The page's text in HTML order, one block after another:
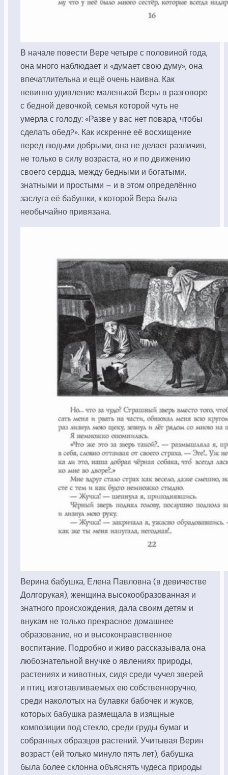
В начале повести Вере четыре с половиной года,
она много наблюдает и «думает свою думу», она
впечатлительна и ещё очень наивна. Как
невинно удивление маленькой Веры в разговоре
с бедной девочкой, семья которой чуть не
умерла с голоду: «Разве у вас нет повара, чтобы
сделать обед?». Как искренне её восхищение
перед людьми добрыми, она не делает различия,
не только в силу возраста, но и по движению
своего сердца, между бедными и богатыми,
знатными и простыми – и в этом определённо
заслуга её бабушки, к которой Вера была
необычайно привязана.
Верина бабушка, Елена Павловна (в девичестве
Долгорукая), женщина высокообразованная и
знатного происхождения, дала своим детям и
внукам не только прекрасное домашнее
образование, но и высоконравственное
воспитание. Подробно и живо рассказывала она
любознательной внучке о явлениях природы,
растениях и животных, сидя среди чучел зверей
и птиц, изготавливаемых ею собственноручно,
среди наколотых на булавки бабочек и жуков,
которых бабушка размещала в изящные
композиции под стекло, среди груды бумаг и
собранных образцов растений. Учитывая Верин
возраст (ей только минуло пять лет), бабушка
была более склонна объяснять чудеса природы